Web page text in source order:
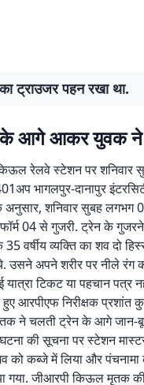
ट्राउजर पहन रखा था.
के आगे आकर युवक ने
रेलवे स्टेशन पर शनिवार
भागलपुर-दानापुर
अनुसार, शनिवार सुबह लगभग
04 से गुजरी. ट्रेन के गुजरने
वर्षीय व्यक्ति का शव दो
उसने अपने शरीर पर नीले रंग
टिकट या पहचान पत्र
आरपीएफ निरीक्षक प्रशांत
ने चलती ट्रेन के आगे जान-
की सूचना पर स्टेशन
कब्जे में लिया और पंचनामा
गया. जीआरपी किऊल मृतक